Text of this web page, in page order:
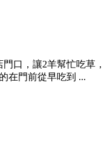
口，讓2羊幫忙吃草，
在門前從早吃到 ...